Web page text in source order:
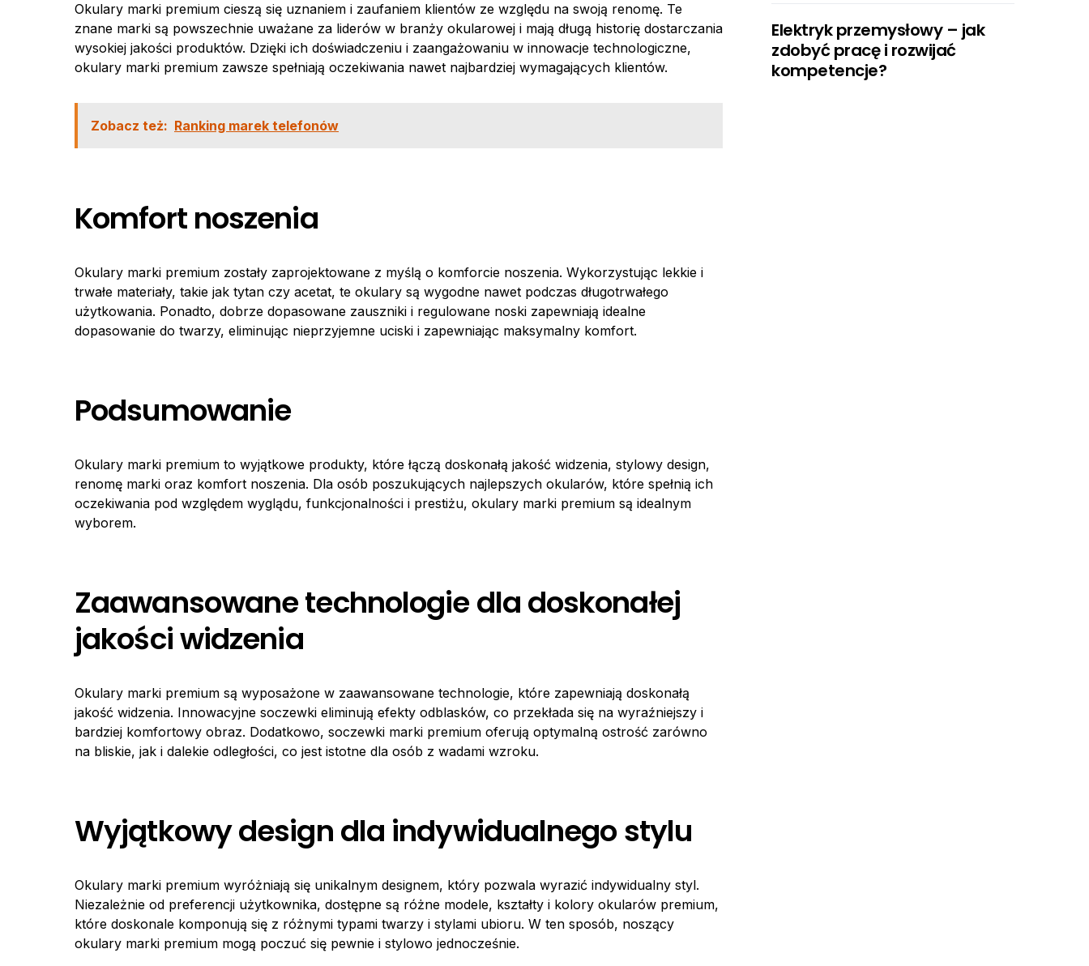
Okulary marki premium cieszą się uznaniem i zaufaniem klientów ze względu na swoją renomę. Te
znane marki są powszechnie uważane za liderów w branży okularowej i mają długą historię dostarczania
wysokiej jakości produktów. Dzięki ich doświadczeniu i zaangażowaniu w innowacje technologiczne,
okulary marki premium zawsze spełniają oczekiwania nawet najbardziej wymagających klientów.
Zobacz też: Ranking marek telefonów
Komfort noszenia
Okulary marki premium zostały zaprojektowane z myślą o komforcie noszenia. Wykorzystując lekkie i
trwałe materiały, takie jak tytan czy acetat, te okulary są wygodne nawet podczas długotrwałego
użytkowania. Ponadto, dobrze dopasowane zauszniki i regulowane noski zapewniają idealne
dopasowanie do twarzy, eliminując nieprzyjemne uciski i zapewniając maksymalny komfort.
Podsumowanie
Okulary marki premium to wyjątkowe produkty, które łączą doskonałą jakość widzenia, stylowy design,
renomę marki oraz komfort noszenia. Dla osób poszukujących najlepszych okularów, które spełnią ich
oczekiwania pod względem wyglądu, funkcjonalności i prestiżu, okulary marki premium są idealnym
wyborem.
Zaawansowane technologie dla doskonałej
jakości widzenia
Okulary marki premium są wyposażone w zaawansowane technologie, które zapewniają doskonałą
jakość widzenia. Innowacyjne soczewki eliminują efekty odblasków, co przekłada się na wyraźniejszy i
bardziej komfortowy obraz. Dodatkowo, soczewki marki premium oferują optymalną ostrość zarówno
na bliskie, jak i dalekie odległości, co jest istotne dla osób z wadami wzroku.
Wyjątkowy design dla indywidualnego stylu
Okulary marki premium wyróżniają się unikalnym designem, który pozwala wyrazić indywidualny styl.
Niezależnie od preferencji użytkownika, dostępne są różne modele, kształty i kolory okularów premium,
które doskonale komponują się z różnymi typami twarzy i stylami ubioru. W ten sposób, noszący
okulary marki premium mogą poczuć się pewnie i stylowo jednocześnie.
Elektryk przemysłowy – jak
zdobyć pracę i rozwijać
kompetencje?